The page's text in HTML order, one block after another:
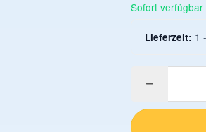
Sofort verfügbar
Lieferzeit: 1